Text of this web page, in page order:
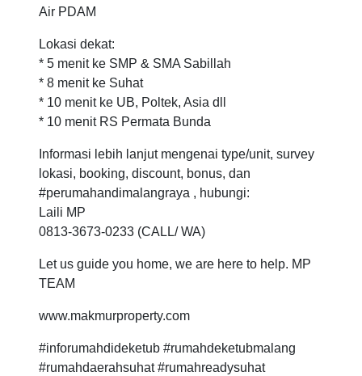
Air PDAM
Lokasi dekat:
* 5 menit ke SMP & SMA Sabillah
* 8 menit ke Suhat
* 10 menit ke UB, Poltek, Asia dll
* 10 menit RS Permata Bunda
Informasi lebih lanjut mengenai type/unit, survey
lokasi, booking, discount, bonus, dan
#perumahandimalangraya , hubungi:
Laili MP
0813-3673-0233 (CALL/ WA)
Let us guide you home, we are here to help. MP
TEAM
www.makmurproperty.com
#inforumahdideketub #rumahdeketubmalang
#rumahdaerahsuhat #rumahreadysuhat